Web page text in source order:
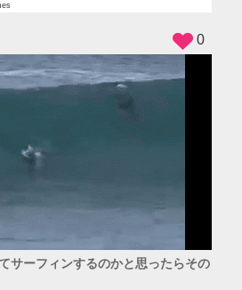
サーフィンするのかと思ったらその
0